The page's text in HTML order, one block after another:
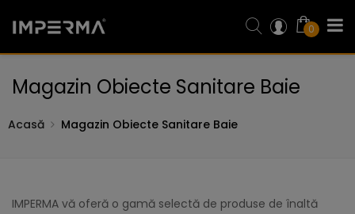
0
Magazin Obiecte Sanitare Baie
Acasă Magazin Obiecte Sanitare Baie
IMPERMA vă oferă o gamă selectă de produse de înaltă